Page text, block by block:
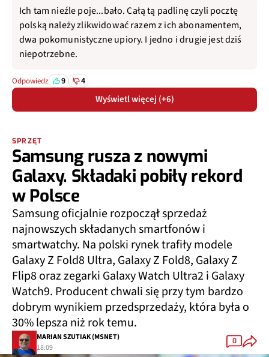
Ich tam nieźle poje...bało. Całą tą padlinę czyli pocztę
polską należy zlikwidować razem z ich abonamentem,
dwa pokomunistyczne upiory. I jedno i drugie jest dziś
niepotrzebne.
Odpowiedz 9 4
Wyświetl więcej (+6)
SPRZĘT
Samsung rusza z nowymi
Galaxy. Składaki pobiły rekord
w Polsce
Samsung oficjalnie rozpoczął sprzedaż
najnowszych składanych smartfonów i
smartwatchy. Na polski rynek trafiły modele
Galaxy Z Fold8 Ultra, Galaxy Z Fold8, Galaxy Z
Flip8 oraz zegarki Galaxy Watch Ultra2 i Galaxy
Watch9. Producent chwali się przy tym bardzo
dobrym wynikiem przedsprzedaży, która była o
30% lepsza niż rok temu.
MARIAN SZUTIAK (MSNET)
18:09
0